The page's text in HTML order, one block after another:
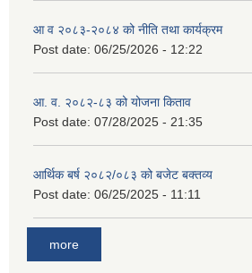
आ व २०८३-२०८४ को नीति तथा कार्यक्रम
Post date: 06/25/2026 - 12:22
आ. व. २०८२-८३ को योजना किताव
Post date: 07/28/2025 - 21:35
आर्थिक बर्ष २०८२/०८३ को बजेट बक्तव्य
Post date: 06/25/2025 - 11:11
more